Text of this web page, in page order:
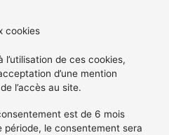
cookies
l’utilisation de ces cookies,
d’une mention
l’accès au site.
est de 6 mois
période, le consentement sera